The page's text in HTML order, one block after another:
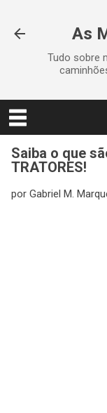
As
Tudo sobre
Saiba o que
TRATORES!
por Gabriel M.